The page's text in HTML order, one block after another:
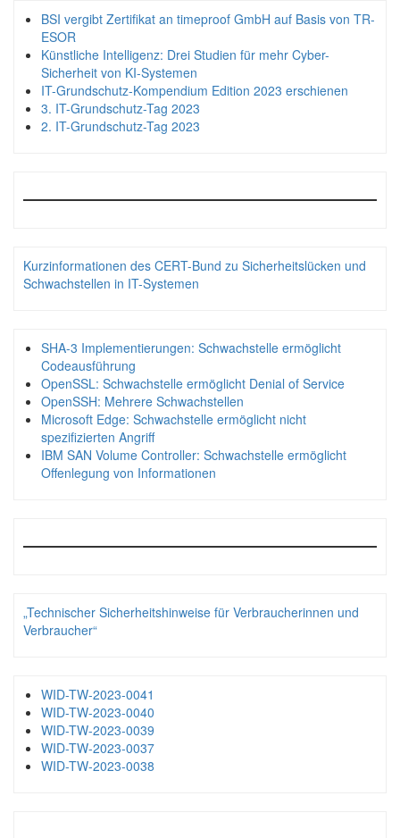
BSI vergibt Zertifikat an timeproof GmbH auf Basis von TR-
ESOR
Künstliche Intelligenz: Drei Studien für mehr Cyber-
Sicherheit von KI-Systemen
IT-Grundschutz-Kompendium Edition 2023 erschienen
3. IT-Grundschutz-Tag 2023
2. IT-Grundschutz-Tag 2023
Kurzinformationen des CERT-Bund zu Sicherheitslücken und
Schwachstellen in IT-Systemen
SHA-3 Implementierungen: Schwachstelle ermöglicht
Codeausführung
OpenSSL: Schwachstelle ermöglicht Denial of Service
OpenSSH: Mehrere Schwachstellen
Microsoft Edge: Schwachstelle ermöglicht nicht
spezifizierten Angriff
IBM SAN Volume Controller: Schwachstelle ermöglicht
Offenlegung von Informationen
„Technischer Sicherheitshinweise für Verbraucherinnen und
Verbraucher“
WID-TW-2023-0041
WID-TW-2023-0040
WID-TW-2023-0039
WID-TW-2023-0037
WID-TW-2023-0038